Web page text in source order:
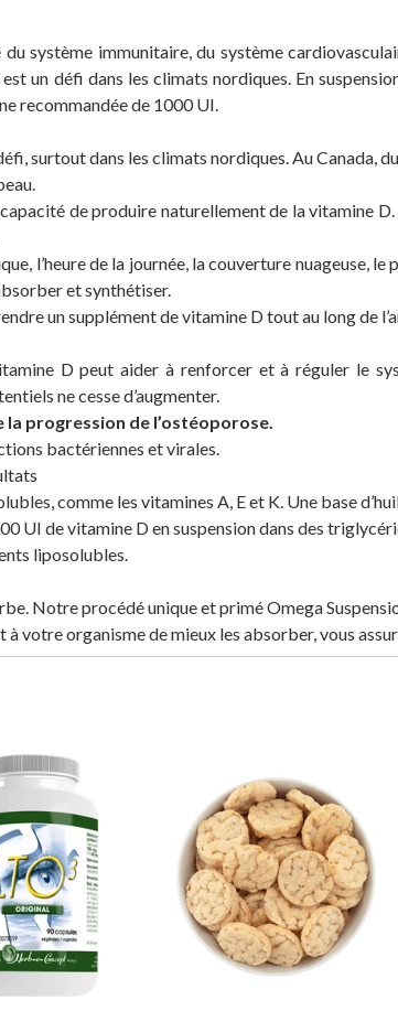
système immunitaire, du système
un défi dans les climats nordiques. En
recommandée de 1000 UI.
surtout dans les climats nordiques. Au Canada,
de produire naturellement de la vitamine
l’heure de la journée, la couverture nuageuse,
et synthétiser.
un supplément de vitamine D tout au long de
D peut aider à renforcer et à réguler le
ne cesse d’augmenter.
progression de l’ostéoporose.
bactériennes et virales.
comme les vitamines A, E et K. Une base
UI de vitamine D en suspension dans des
liposolubles.
Notre procédé unique et primé Omega
votre organisme de mieux les absorber, vous